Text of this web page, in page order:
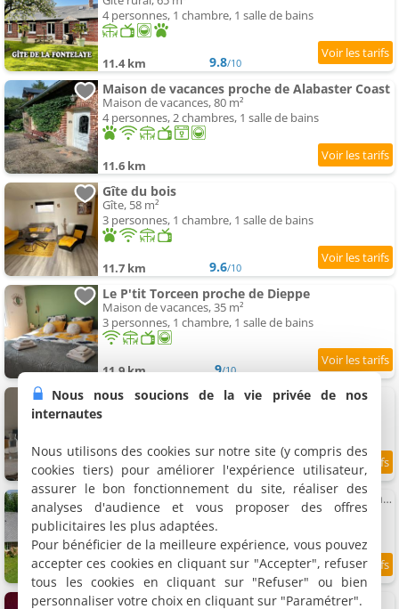
4 personnes, 1 chambre, 1 salle de bains
11.4 km 9.8/10
Maison de vacances proche de Alabaster Coast
Maison de vacances, 80 m²
4 personnes, 2 chambres, 1 salle de bains
11.6 km
Gîte du bois
Gîte, 58 m²
3 personnes, 1 chambre, 1 salle de bains
11.7 km 9.6/10
Le P'tit Torceen proche de Dieppe
Maison de vacances, 35 m²
3 personnes, 1 chambre, 1 salle de bains
11.9 km 9/10
Appartement des mésanges
11.9 km 9.7/10
Petite maison et grand jardin Wifi Mer a 20 minutes
Maison de vacances, 50 m²
4 personnes, 1 chambre, 1 salle de bains
12 km 9.5
Love Escapade
Nous nous soucions de la vie privée de nos
internautes
Nous utilisons des cookies sur notre site (y compris des
cookies tiers) pour améliorer l'expérience utilisateur,
assurer le bon fonctionnement du site, réaliser des
analyses d'audience et vous proposer des offres
publicitaires les plus adaptées.
Pour bénéficier de la meilleure expérience, vous pouvez
accepter ces cookies en cliquant sur "Accepter", refuser
tous les cookies en cliquant sur "Refuser" ou bien
personnaliser votre choix en cliquant sur "Paramétrer".